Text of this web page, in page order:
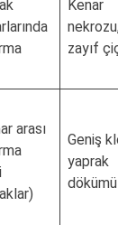
Kenar
zayıf
arası
Geniş
yaprak
dökümü